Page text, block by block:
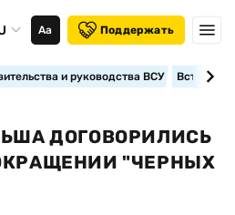
Аа Поддержать
и руководства ВСУ
ДОГОВОРИЛИСЬ
"ЧЕРНЫХ